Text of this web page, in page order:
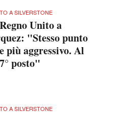
A SILVERSTONE
Unito a
"Stesso punto
più aggressivo. Al
posto"
A SILVERSTONE